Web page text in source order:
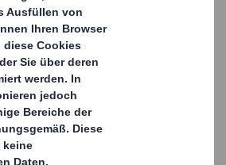
über die gesamte
kreativ, hersteller-
Für Kunden aus den
Industrien konnten als
Projektarbeit in den
stets signifikante
werden.